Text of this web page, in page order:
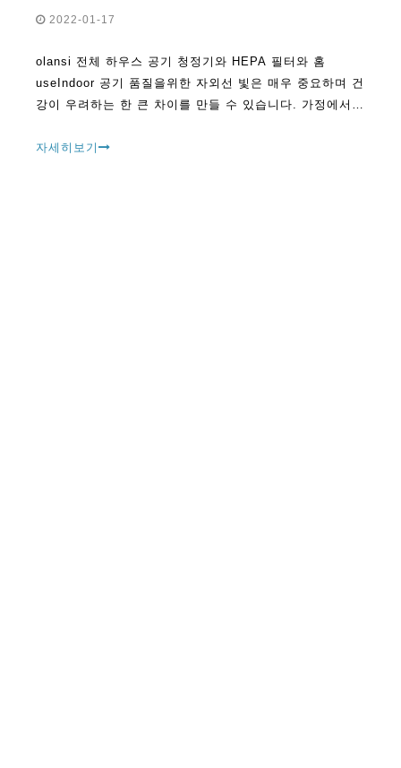
2022-01-17
olansi 전체 하우스 공기 청정기와 HEPA 필터와 홈
useIndoor 공기 품질을위한 자외선 빛은 매우 중요하며 건
강이 우려하는 한 큰 차이를 만들 수 있습니다. 가정에서
중요합니다. 인도하는 사람
자세히보기